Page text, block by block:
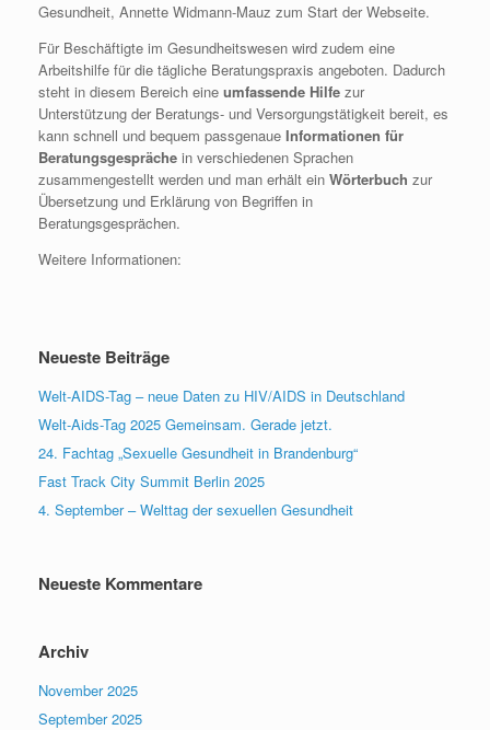
Gesundheit, Annette Widmann-Mauz zum Start der Webseite.
Für Beschäftigte im Gesundheitswesen wird zudem eine
Arbeitshilfe für die tägliche Beratungspraxis angeboten. Dadurch
steht in diesem Bereich eine umfassende Hilfe zur
Unterstützung der Beratungs- und Versorgungstätigkeit bereit, es
kann schnell und bequem passgenaue Informationen für
Beratungsgespräche in verschiedenen Sprachen
zusammengestellt werden und man erhält ein Wörterbuch zur
Übersetzung und Erklärung von Begriffen in
Beratungsgesprächen.
Weitere Informationen:
Neueste Beiträge
Welt-AIDS-Tag – neue Daten zu HIV/AIDS in Deutschland
Welt-Aids-Tag 2025 Gemeinsam. Gerade jetzt.
24. Fachtag „Sexuelle Gesundheit in Brandenburg“
Fast Track City Summit Berlin 2025
4. September – Welttag der sexuellen Gesundheit
Neueste Kommentare
Archiv
November 2025
September 2025